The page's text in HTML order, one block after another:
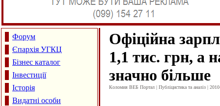
Форум
Єпархія УГКЦ
Бізнес каталог
Інвестиції
Історія
Видатні особи
Офіційна
1,1 тис. грн, а
значно більше
Коломия ВЕБ Портал | Публіцистика та аналіз |